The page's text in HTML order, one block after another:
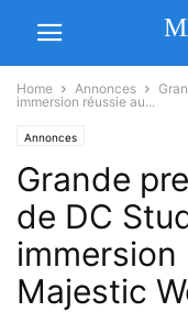
Home Annonces
immersion réussie au...
Annonces
‎Grande
de DC
immersion
Majestic